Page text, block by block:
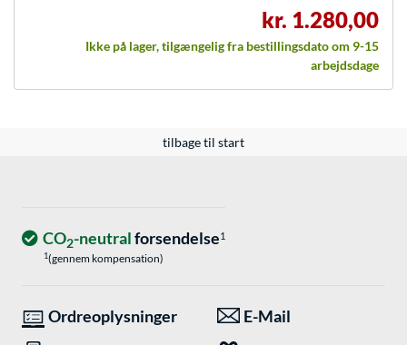
kr. 1.280,00
Ikke på lager, tilgængelig fra bestillingsdato om 9-15
arbejdsdage
tilbage til start
CO2-neutralforsendelse1
1(gennem kompensation)
Ordreoplysninger
E-Mail